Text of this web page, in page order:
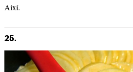
Així.
25.